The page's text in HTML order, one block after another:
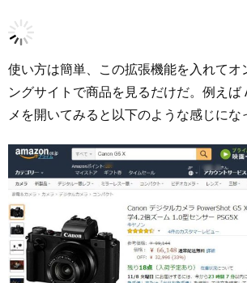
使い方は簡単、この拡張機能を入れてオ
ングサイトで商品を見るだけだ。例えば
メを開いてみると以下のような感じにな